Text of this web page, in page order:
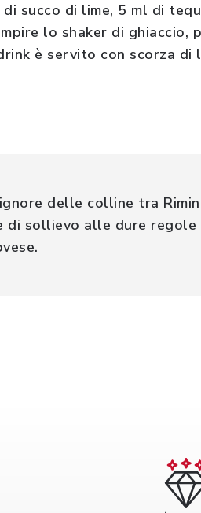
di succo di lime, 5 ml di
lo shaker di ghiaccio,
è servito con scorza di
delle colline tra
sollievo alle dure regole